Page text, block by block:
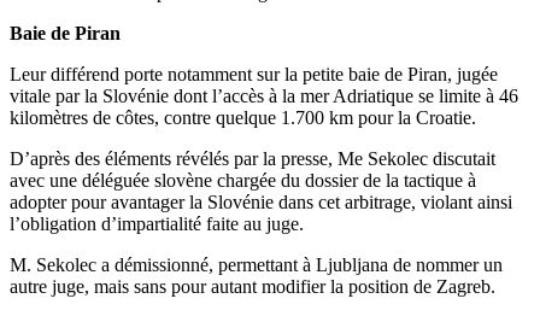
Baie de Piran
Leur différend porte notamment sur la petite baie de Piran, jugée
vitale par la Slovénie dont l’accès à la mer Adriatique se limite à 46
kilomètres de côtes, contre quelque 1.700 km pour la Croatie.
D’après des éléments révélés par la presse, Me Sekolec discutait
avec une déléguée slovène chargée du dossier de la tactique à
adopter pour avantager la Slovénie dans cet arbitrage, violant ainsi
l’obligation d’impartialité faite au juge.
M. Sekolec a démissionné, permettant à Ljubljana de nommer un
autre juge, mais sans pour autant modifier la position de Zagreb.